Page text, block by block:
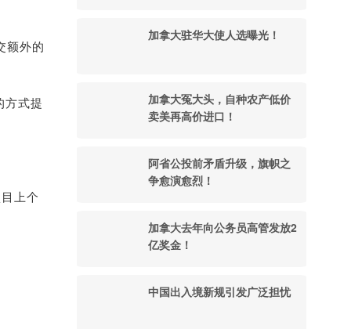
额外的
方式提
上个
加拿大驻华大使人选曝光！
加拿大冤大头，自种农产低价
卖美再高价进口！
阿省公投前矛盾升级，旗帜之
争愈演愈烈！
加拿大去年向公务员高管发放2
亿奖金！
中国出入境新规引发广泛担忧